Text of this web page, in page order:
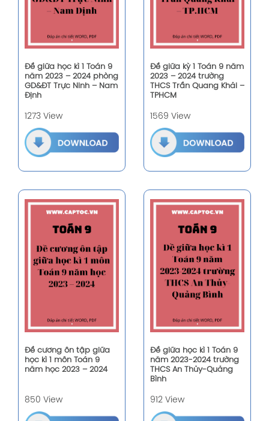
Đề giữa học kì 1 Toán 9
năm 2023 – 2024 phòng
GD&ĐT Trực Ninh – Nam
Định
1273 View
Đề giữa kỳ 1 Toán 9 năm
2023 – 2024 trường
THCS Trần Quang Khải –
TPHCM
1569 View
Đề cương ôn tập giữa
học kì 1 môn Toán 9
năm học 2023 – 2024
850 View
Đề giữa học kì 1 Toán 9
năm 2023-2024 trường
THCS An Thủy-Quảng
Bình
912 View